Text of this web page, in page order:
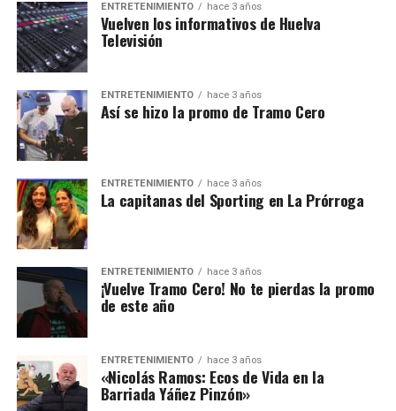
ENTRETENIMIENTO hace 3 años
Vuelven los informativos de Huelva
Televisión
ENTRETENIMIENTO hace 3 años
Así se hizo la promo de Tramo Cero
ENTRETENIMIENTO hace 3 años
La capitanas del Sporting en La Prórroga
ENTRETENIMIENTO hace 3 años
¡Vuelve Tramo Cero! No te pierdas la promo
de este año
ENTRETENIMIENTO hace 3 años
«Nicolás Ramos: Ecos de Vida en la
Barriada Yáñez Pinzón»